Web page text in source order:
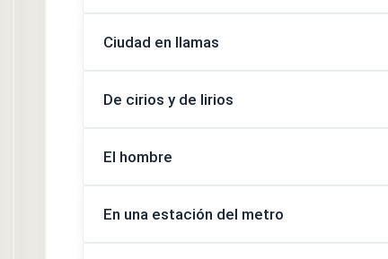
Ciudad en llamas
De cirios y de lirios
El hombre
En una estación del metro